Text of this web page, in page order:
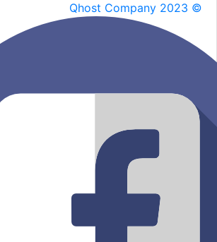
Qhost Company 2023 ©